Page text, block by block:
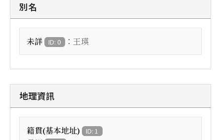
別名
未詳 ID: 0 ： 王瑛
地理資訊
籍貫(基本地址) ID: 1